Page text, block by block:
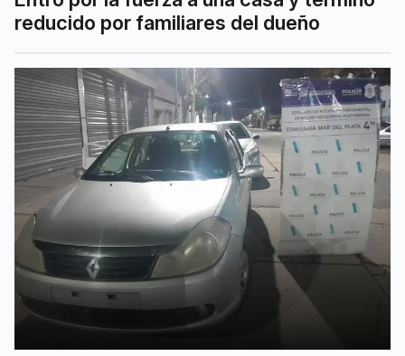
reducido por familiares del dueño